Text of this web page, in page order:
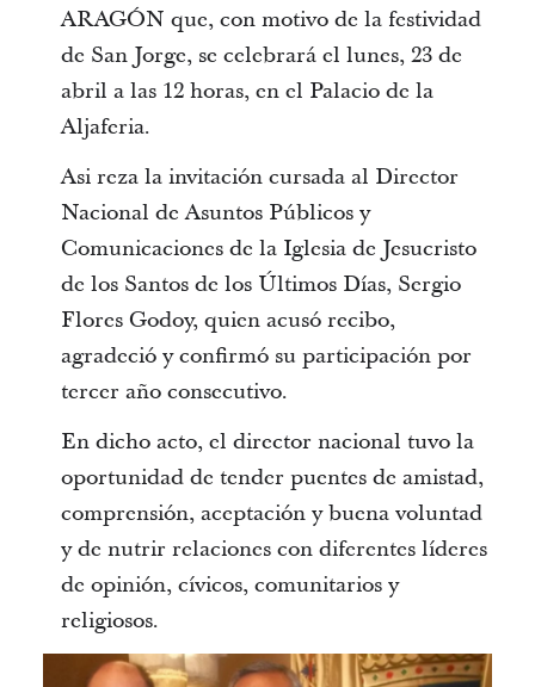
ARAGÓN que, con motivo de la festividad
de San Jorge, se celebrará el lunes, 23 de
abril a las 12 horas, en el Palacio de la
Aljaferia.
Asi reza la invitación cursada al Director
Nacional de Asuntos Públicos y
Comunicaciones de la Iglesia de Jesucristo
de los Santos de los Últimos Días, Sergio
Flores Godoy, quien acusó recibo,
agradeció y confirmó su participación por
tercer año consecutivo.
En dicho acto, el director nacional tuvo la
oportunidad de tender puentes de amistad,
comprensión, aceptación y buena voluntad
y de nutrir relaciones con diferentes líderes
de opinión, cívicos, comunitarios y
religiosos.